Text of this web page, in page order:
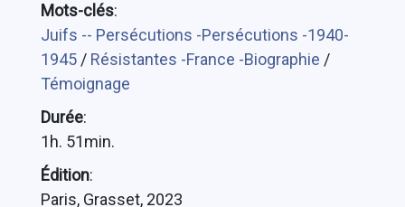
Mots-clés:
Juifs -- Persécutions -Persécutions -1940-
1945 / Résistantes -France -Biographie /
Témoignage
Durée:
1h. 51min.
Édition:
Paris, Grasset, 2023